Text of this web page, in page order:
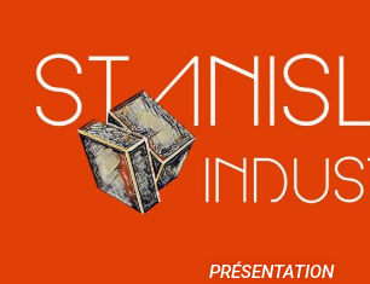
PRÉSENTATION